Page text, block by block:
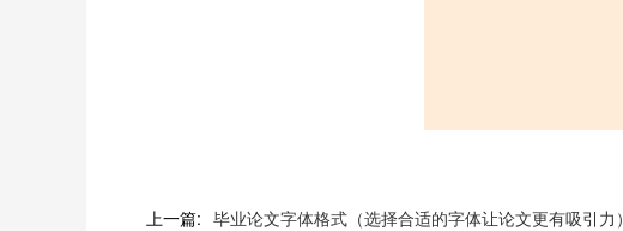
上一篇: 毕业论文字体格式（选择合适的字体让论文更有吸引力）